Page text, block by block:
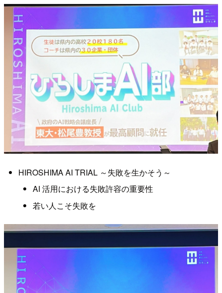
HIROSHIMA AI TRIAL ～失敗を生かそう～
AI 活用における失敗許容の重要性
若い人こそ失敗を